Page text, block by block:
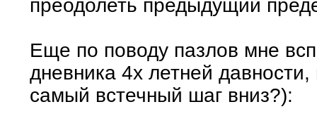
преодолеть предыдущий
Еще по поводу пазлов мне
дневника 4х летней
самый встечный шаг вниз?):